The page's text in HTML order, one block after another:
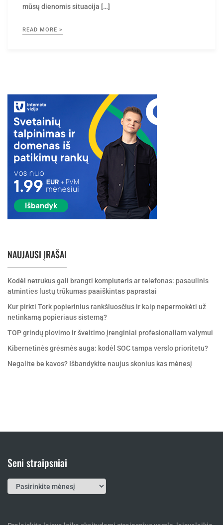
mūsų dienomis situacija […]
READ MORE >
NAUJAUSI ĮRAŠAI
Kodėl netrukus gali brangti kompiuteris ar telefonas: pasaulinis
atminties lustų trūkumas paaiškintas paprastai
Kur pirkti Tork popierinius rankšluosčius ir kaip nepermokėti už
netinkamą popieriaus sistemą?
TOP grindų plovimo ir šveitimo įrenginiai profesionaliam valymui
Kibernetinės grėsmės auga: kodėl SOC tampa verslo prioritetu?
Negalite be kavos? Išbandykite naujus skonius kas mėnesį
Seni straipsniai
Seni
straipsniai